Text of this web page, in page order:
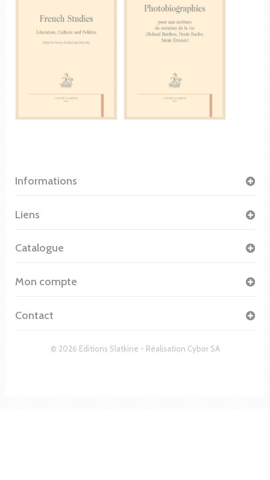
Informations
© 2026 Editions Slatkine - Réalisation Cybor SA
Liens
Catalogue
Mon compte
Contact